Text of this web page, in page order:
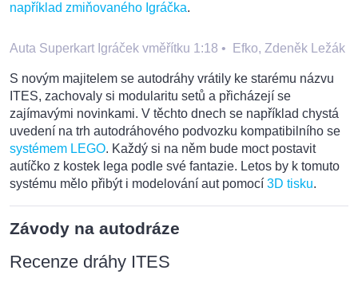
například zmiňovaného Igráčka.
Auta Superkart Igráček vměřítku 1:18 • Efko, Zdeněk Ležák
S novým majitelem se autodráhy vrátily ke starému názvu
ITES, zachovaly si modularitu setů a přicházejí se
zajímavými novinkami. V těchto dnech se například chystá
uvedení na trh autodráhového podvozku kompatibilního se
systémem LEGO. Každý si na něm bude moct postavit
autíčko z kostek lega podle své fantazie. Letos by k tomuto
systému mělo přibýt i modelování aut pomocí 3D tisku.
Závody na autodráze
Recenze dráhy ITES